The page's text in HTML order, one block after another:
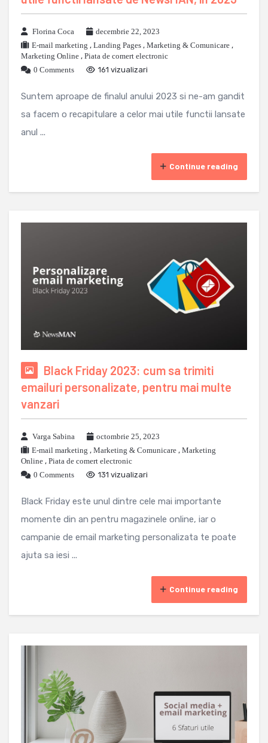
Florina Coca
decembrie 22, 2023
E-mail marketing , Landing Pages , Marketing & Comunicare ,
Marketing Online , Piata de comert electronic
0 Comments
161 vizualizari
Suntem aproape de finalul anului 2023 si ne-am gandit
sa facem o recapitulare a celor mai utile functii lansate
anul ...
Continue reading
Black Friday 2023: cum sa trimiti
emailuri personalizate, pentru mai multe
vanzari
Varga Sabina
octombrie 25, 2023
E-mail marketing , Marketing & Comunicare , Marketing
Online , Piata de comert electronic
0 Comments
131 vizualizari
Black Friday este unul dintre cele mai importante
momente din an pentru magazinele online, iar o
campanie de email marketing personalizata te poate
ajuta sa iesi ...
Continue reading